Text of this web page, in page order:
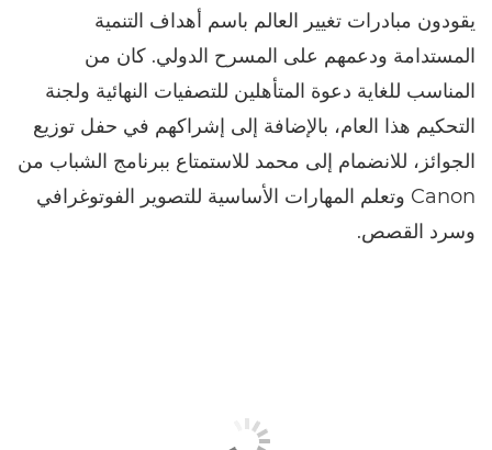
يقودون مبادرات تغيير العالم باسم أهداف التنمية
المستدامة ودعمهم على المسرح الدولي. كان من
المناسب للغاية دعوة المتأهلين للتصفيات النهائية ولجنة
التحكيم هذا العام، بالإضافة إلى إشراكهم في حفل توزيع
الجوائز، للانضمام إلى محمد للاستمتاع ببرنامج الشباب من
Canon وتعلم المهارات الأساسية للتصوير الفوتوغرافي
وسرد القصص.